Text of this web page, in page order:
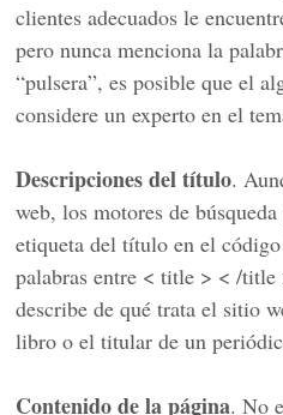
clientes adecuados le
pero nunca menciona la
“pulsera”, es posible que el
considere un experto en el
Descripciones del título.
web, los motores de
etiqueta del título en el
palabras entre < title > < /title
describe de qué trata el sitio
libro o el titular de un
Contenido de la página. No